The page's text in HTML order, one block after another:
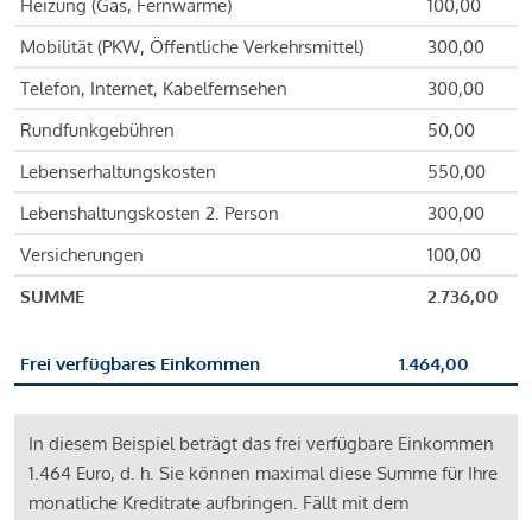
Heizung (Gas, Fernwärme)
100,00
Mobilität (PKW, Öffentliche Verkehrsmittel)
300,00
Telefon, Internet, Kabelfernsehen
300,00
Rundfunkgebühren
50,00
Lebenserhaltungskosten
550,00
Lebenshaltungskosten 2. Person
300,00
Versicherungen
100,00
SUMME
2.736,00
Frei verfügbares Einkommen 1.464,00
In diesem Beispiel beträgt das frei verfügbare Einkommen
1.464 Euro, d. h. Sie können maximal diese Summe für Ihre
monatliche Kreditrate aufbringen. Fällt mit dem